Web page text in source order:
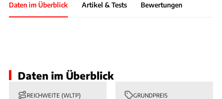
Daten im Überblick Artikel & Tests Bewertungen
Daten im Überblick
REICHWEITE (WLTP) GRUNDPREIS